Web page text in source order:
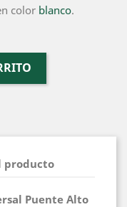
color blanco.
producto
Puente Alto